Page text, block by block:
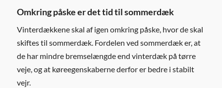
Omkring påske er det tid til sommerdæk
Vinterdækkene skal af igen omkring påske, hvor de skal
skiftes til sommerdæk. Fordelen ved sommerdæk er, at
de har mindre bremselængde end vinterdæk på tørre
veje, og at køreegenskaberne derfor er bedre i stabilt
vejr.